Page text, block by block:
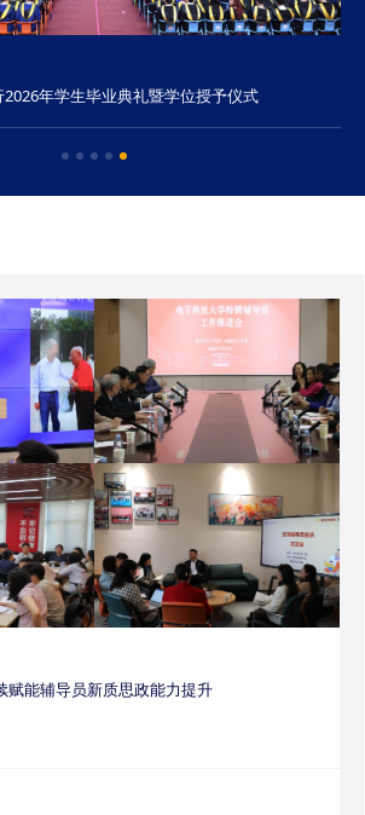
年学生毕业典礼暨学位授予仪式
赋能辅导员新质思政能力提升